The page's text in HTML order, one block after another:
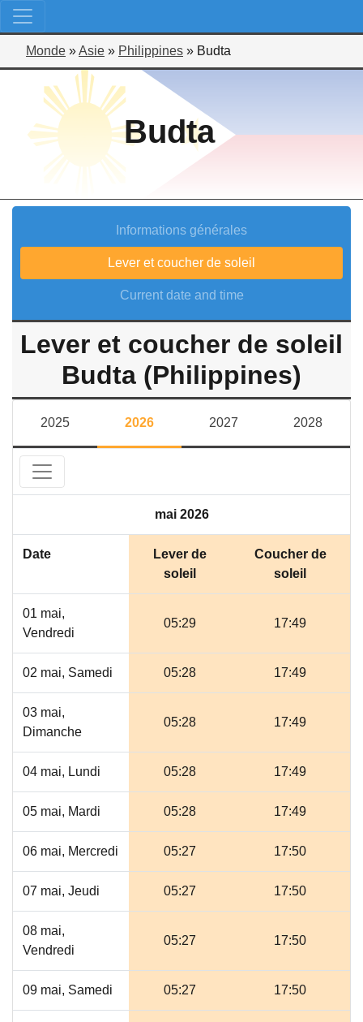
Monde »Asie » Philippines » Budta
Budta
Informations générales
Lever et coucher de soleil
Current date and time
Lever et coucher de soleil
Budta (Philippines)
2025 2026 2027 2028
mai 2026
Date
Lever de
soleil
Coucher de
soleil
01 mai,
Vendredi
05:29 17:49
02 mai, Samedi 05:28 17:49
03 mai,
Dimanche
05:28 17:49
04 mai, Lundi 05:28 17:49
05 mai, Mardi 05:28 17:49
06 mai, Mercredi 05:27 17:50
07 mai, Jeudi 05:27 17:50
08 mai,
Vendredi
05:27 17:50
09 mai, Samedi 05:27 17:50